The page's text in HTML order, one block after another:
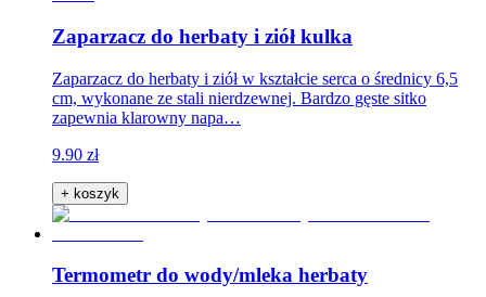
Zaparzacz do herbaty i ziół kulka
Zaparzacz do herbaty i ziół w kształcie serca o średnicy 6,5
cm, wykonane ze stali nierdzewnej. Bardzo gęste sitko
zapewnia klarowny napa…
9.90 zł
+ koszyk
Termometr do wody/mleka herbaty